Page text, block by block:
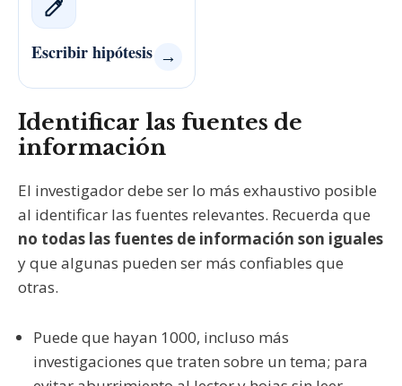
Escribir hipótesis →
Identificar las fuentes de
información
El investigador debe ser lo más exhaustivo posible
al identificar las fuentes relevantes. Recuerda que
no todas las fuentes de información son iguales
y que algunas pueden ser más confiables que
otras.
Puede que hayan 1000, incluso más
investigaciones que traten sobre un tema; para